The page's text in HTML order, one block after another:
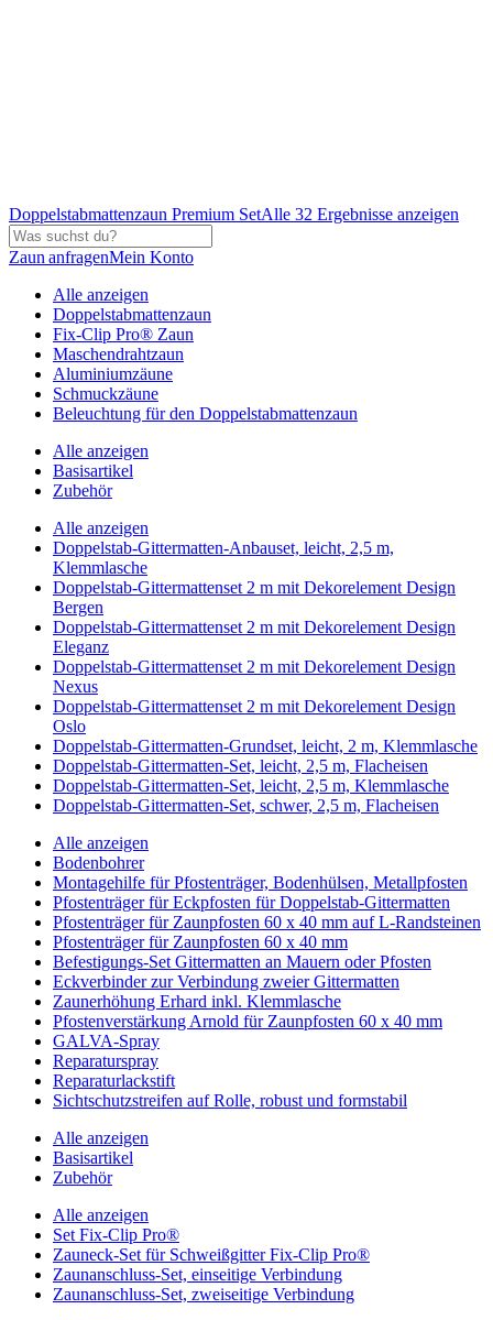
Doppelstabmattenzaun Premium SetAlle 32 Ergebnisse anzeigen
Zaun anfragenMein Konto
Alle anzeigen
Doppelstabmattenzaun
Fix-Clip Pro® Zaun
Maschendrahtzaun
Aluminiumzäune
Schmuckzäune
Beleuchtung für den Doppelstabmattenzaun
Alle anzeigen
Basisartikel
Zubehör
Alle anzeigen
Doppelstab-Gittermatten-Anbauset, leicht, 2,5 m,
Klemmlasche
Doppelstab-Gittermattenset 2 m mit Dekorelement Design
Bergen
Doppelstab-Gittermattenset 2 m mit Dekorelement Design
Eleganz
Doppelstab-Gittermattenset 2 m mit Dekorelement Design
Nexus
Doppelstab-Gittermattenset 2 m mit Dekorelement Design
Oslo
Doppelstab-Gittermatten-Grundset, leicht, 2 m, Klemmlasche
Doppelstab-Gittermatten-Set, leicht, 2,5 m, Flacheisen
Doppelstab-Gittermatten-Set, leicht, 2,5 m, Klemmlasche
Doppelstab-Gittermatten-Set, schwer, 2,5 m, Flacheisen
Alle anzeigen
Bodenbohrer
Montagehilfe für Pfostenträger, Bodenhülsen, Metallpfosten
Pfostenträger für Eckpfosten für Doppelstab-Gittermatten
Pfostenträger für Zaunpfosten 60 x 40 mm auf L-Randsteinen
Pfostenträger für Zaunpfosten 60 x 40 mm
Befestigungs-Set Gittermatten an Mauern oder Pfosten
Eckverbinder zur Verbindung zweier Gittermatten
Zaunerhöhung Erhard inkl. Klemmlasche
Pfostenverstärkung Arnold für Zaunpfosten 60 x 40 mm
GALVA-Spray
Reparaturspray
Reparaturlackstift
Sichtschutzstreifen auf Rolle, robust und formstabil
Alle anzeigen
Basisartikel
Zubehör
Alle anzeigen
Set Fix-Clip Pro®
Zauneck-Set für Schweißgitter Fix-Clip Pro®
Zaunanschluss-Set, einseitige Verbindung
Zaunanschluss-Set, zweiseitige Verbindung